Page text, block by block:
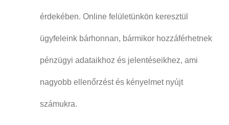
érdekében. Online felületünkön keresztül
ügyfeleink bárhonnan, bármikor hozzáférhetnek
pénzügyi adataikhoz és jelentéseikhez, ami
nagyobb ellenőrzést és kényelmet nyújt
számukra.